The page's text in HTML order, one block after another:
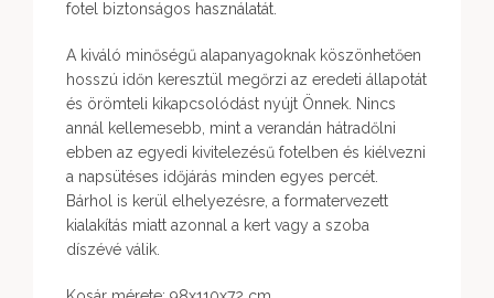
fotel biztonságos használatát.
A kiváló minőségű alapanyagoknak köszönhetően
hosszú időn keresztül megőrzi az eredeti állapotát
és örömteli kikapcsolódást nyújt Önnek. Nincs
annál kellemesebb, mint a verandán hátradőlni
ebben az egyedi kivitelezésű fotelben és kiélvezni
a napsütéses időjárás minden egyes percét.
Bárhol is kerül elhelyezésre, a formatervezett
kialakítás miatt azonnal a kert vagy a szoba
díszévé válik.